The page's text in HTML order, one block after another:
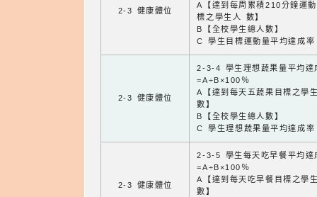
2-3 健康體位
A【達到每周累積210分鐘運
標之學生人 數】
B【全校學生總人數】
C 學生目標運動量平均達成率
2-3 健康體位
2-3-4 學生理想蔬果量平均達
=A÷B×100％
A【達到每天五蔬果目標之學
數】
B【全校學生總人數】
C 學生理想蔬果量平均達成率
2-3 健康體位
2-3-5 學生每天吃早餐平均達
=A÷B×100％
A【達到每天吃早餐目標之學
數】